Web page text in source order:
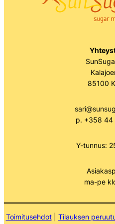
85100
p. +358 44
Y-tunnus:
ma-pe
Toimitusehdot| Tilauksen